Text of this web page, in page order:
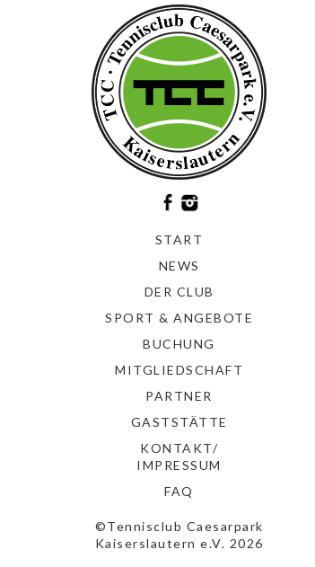
START
NEWS
DER CLUB
SPORT & ANGEBOTE
BUCHUNG
MITGLIEDSCHAFT
PARTNER
GASTSTÄTTE
KONTAKT/
IMPRESSUM
FAQ
©Tennisclub Caesarpark
Kaiserslautern e.V. 2026